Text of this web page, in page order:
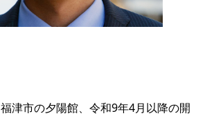
福津市の夕陽館、令和9年4月以降の開